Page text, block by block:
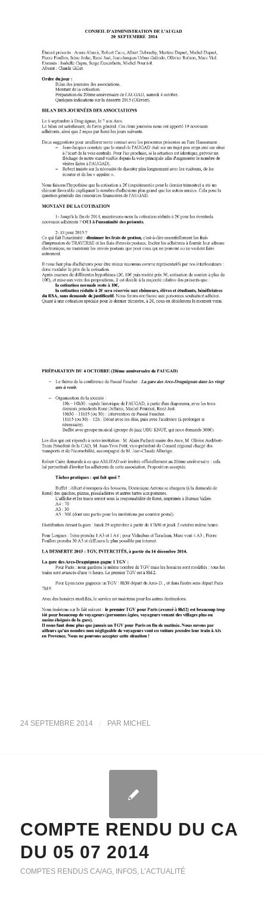
24 SEPTEMBRE 2014 / PAR MICHEL
COMPTE RENDU DU CA
DU 05 07 2014
COMPTES RENDUS CA/AG, INFOS, L’ACTUALITÉ